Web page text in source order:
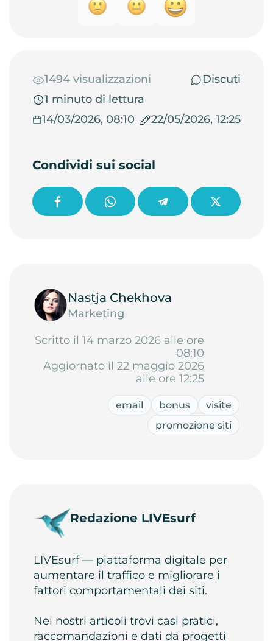
1494 visualizzazioni
Discuti
1 minuto di lettura
14/03/2026, 08:10
22/05/2026, 12:25
Condividi sui social
Nastja Chekhova
Marketing
Scritto il 14 marzo 2026 alle ore
08:10
Aggiornato il 22 maggio 2026
alle ore 12:25
email bonus
visite
promozione siti
Redazione LIVEsurf
LIVEsurf — piattaforma digitale per
aumentare il traffico e migliorare i
fattori comportamentali dei siti.
Nei nostri articoli trovi casi pratici,
raccomandazioni e dati da progetti